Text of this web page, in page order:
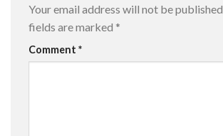
Your email address will not be published.
fields are marked *
Comment *